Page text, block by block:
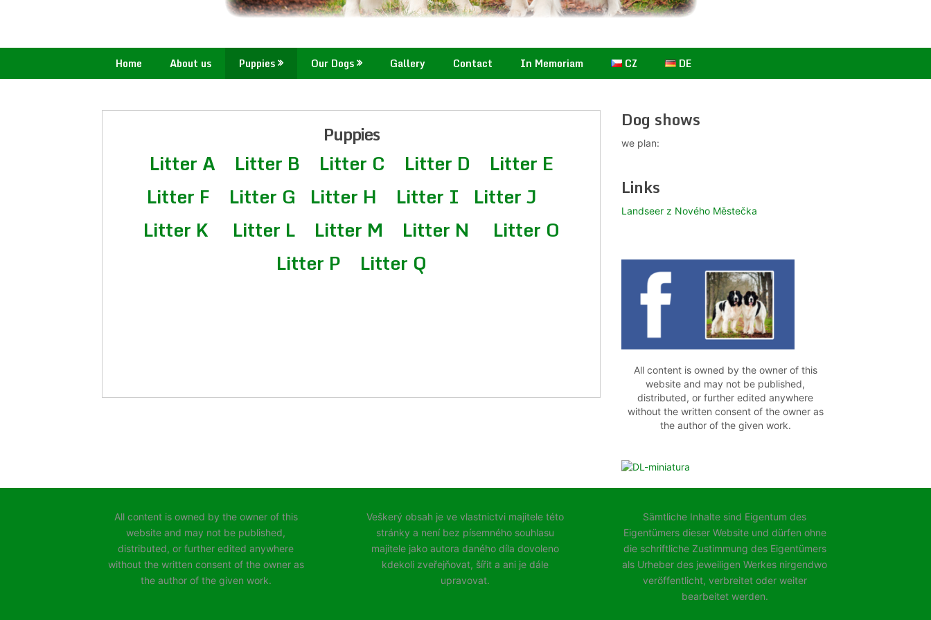
Home About us Puppies Our Dogs Gallery Contact In Memoriam CZ DE
Puppies
Litter A Litter B Litter C Litter D
Litter E
Litter F
Litter G Litter H Litter I Litter J
Litter K
Litter L Litter M Litter N
Litter O
Litter P
Litter Q
Dog shows
we plan:
Links
Landseer z Nového Městečka
All content is owned by the owner of this
website and may not be published,
distributed, or further edited anywhere
without the written consent of the owner as
the author of the given work.
All content is owned by the owner of this
website and may not be published,
distributed, or further edited anywhere
without the written consent of the owner as
the author of the given work.
Veškerý obsah je ve vlastnictvi majitele této
stránky a není bez písemného souhlasu
majitele jako autora daného díla dovoleno
kdekoli zveřejňovat, šířit a ani je dále
upravovat.
Sämtliche Inhalte sind Eigentum des
Eigentümers dieser Website und dürfen ohne
die schriftliche Zustimmung des Eigentümers
als Urheber des jeweiligen Werkes nirgendwo
veröffentlicht, verbreitet oder weiter
bearbeitet werden.